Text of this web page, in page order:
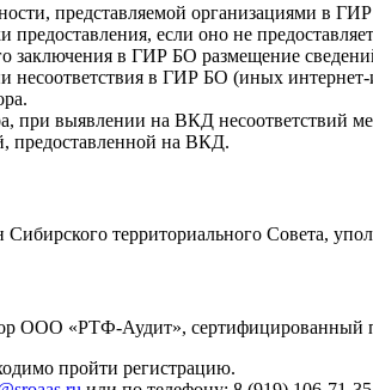
представляемой организациями в
предоставления, если оно не
заключения в ГИР БО размещение
несоответствия в ГИР БО (иных
при выявлении на ВКД несоответствий
предоставленной на ВКД.
Сибирского территориального Совета,
ООО «РТФ-Аудит», сертифицированный
пройти регистрацию.